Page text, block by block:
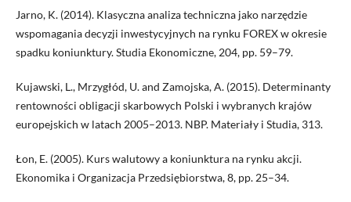
Jarno, K. (2014). Klasyczna analiza techniczna jako narzędzie
wspomagania decyzji inwestycyjnych na rynku FOREX w okresie
spadku koniunktury. Studia Ekonomiczne, 204, pp. 59–79.
Kujawski, L., Mrzygłód, U. and Zamojska, A. (2015). Determinanty
rentowności obligacji skarbowych Polski i wybranych krajów
europejskich w latach 2005–2013. NBP. Materiały i Studia, 313.
Łon, E. (2005). Kurs walutowy a koniunktura na rynku akcji.
Ekonomika i Organizacja Przedsiębiorstwa, 8, pp. 25–34.